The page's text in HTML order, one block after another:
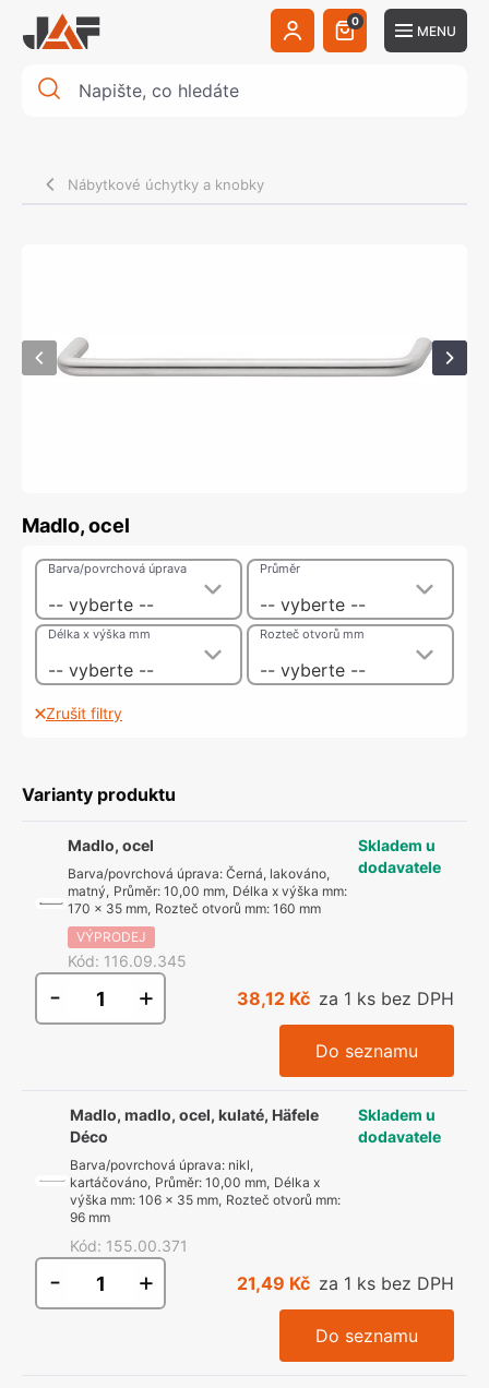
0
MENU
Nábytkové úchytky a knobky
Madlo, ocel
-- vyberte --
Barva/povrchová úprava
-- vyberte --
Průměr
-- vyberte --
Délka x výška mm
-- vyberte --
Rozteč otvorů mm
Zrušit filtry
Varianty produktu
Madlo, ocel
Barva/povrchová úprava:Černá, lakováno,
matný, Průměr:10,00 mm, Délka x výška mm:
170 x 35 mm, Rozteč otvorů mm:160 mm
VÝPRODEJ
Kód: 116.09.345
Skladem u
dodavatele
- + 38,12 Kč za 1 ks bez DPH
Do seznamu
Madlo, madlo, ocel, kulaté, Häfele
Déco
Barva/povrchová úprava: nikl,
kartáčováno, Průměr: 10,00 mm, Délka x
výška mm: 106 x 35 mm, Rozteč otvorů mm:
96 mm
Kód: 155.00.371
Skladem u
dodavatele
- + 21,49 Kč za 1 ks bez DPH
Do seznamu